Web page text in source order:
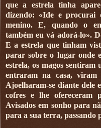
que a estrela tinha
dizendo: «Ide e procurai
menino. E, quando o
também eu vá adorá-lo».
E a estrela que tinham
parar sobre o lugar onde
estrela, os magos
entraram na casa,
Ajoelharam-se diante dele
cofres e lhe ofereceram
Avisados em sonho para
para a sua terra, passando